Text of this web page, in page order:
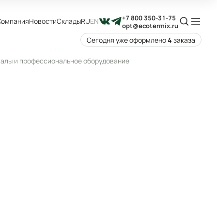
НовостиСкладыRUEN
+7 800 350-31-75
opt@ecotermix.ru
Сегодня уже оформлено4 заказа
и профессиональное оборудование